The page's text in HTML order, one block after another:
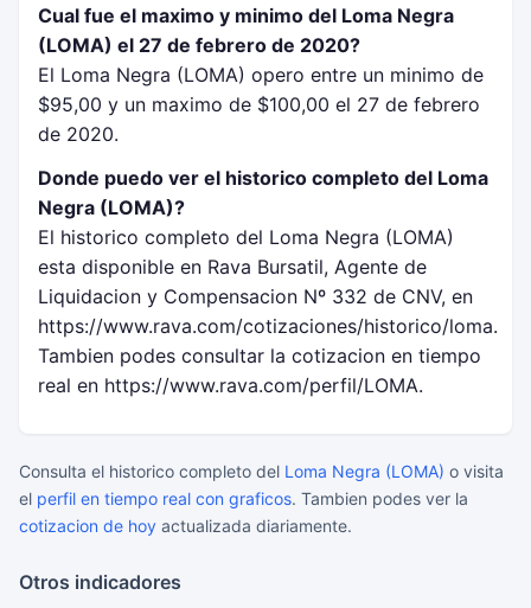
Cual fue el maximo y minimo del Loma Negra
(LOMA) el 27 de febrero de 2020?
El Loma Negra (LOMA) opero entre un minimo de
$95,00 y un maximo de $100,00 el 27 de febrero
de 2020.
Donde puedo ver el historico completo del Loma
Negra (LOMA)?
El historico completo del Loma Negra (LOMA)
esta disponible en Rava Bursatil, Agente de
Liquidacion y Compensacion Nº 332 de CNV, en
https://www.rava.com/cotizaciones/historico/loma.
Tambien podes consultar la cotizacion en tiempo
real en https://www.rava.com/perfil/LOMA.
Consulta el historico completo del Loma Negra (LOMA) o visita
el perfil en tiempo real con graficos. Tambien podes ver la
cotizacion de hoy actualizada diariamente.
Otros indicadores